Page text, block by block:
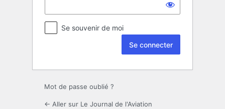
Se souvenir de moi
Mot de passe oublié ?
← Aller sur Le Journal de l'Aviation